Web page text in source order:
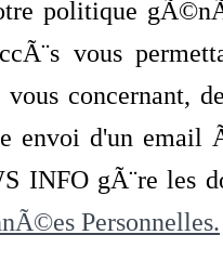
politique
vous
concernant,
envoi d'un
INFO gÃ¨re les
Personnelles.